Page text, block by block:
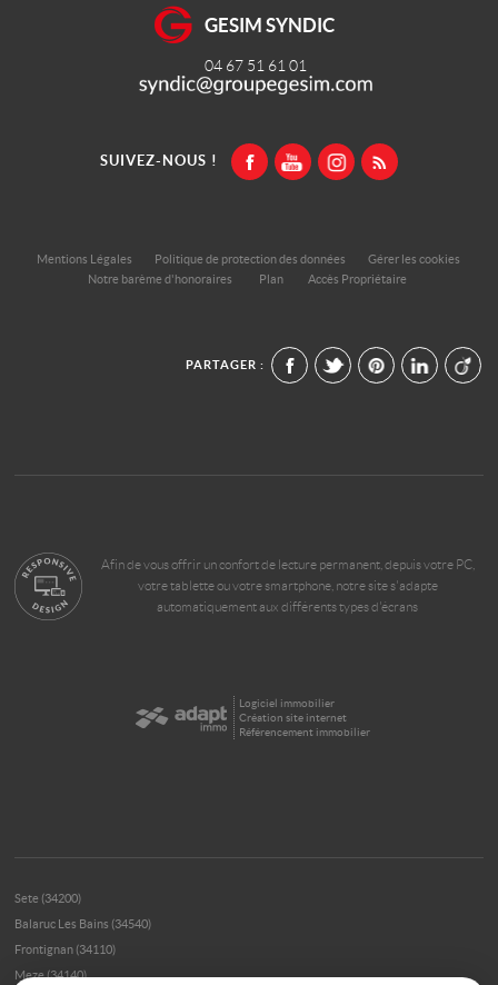
GESIM SYNDIC
04 67 51 61 01
SUIVEZ-NOUS !
Mentions Légales Politique de protection des données
Gérer les cookies
Notre barème d'honoraires
Plan Accès Propriétaire
PARTAGER :
Afin de vous offrir un confort de lecture permanent, depuis votre PC,
votre tablette ou votre smartphone, notre site s'adapte
automatiquement aux différents types d'écrans
Logiciel immobilier
Création site internet
Référencement immobilier
Sete (34200)
Balaruc Les Bains (34540)
Frontignan (34110)
Meze (34140)